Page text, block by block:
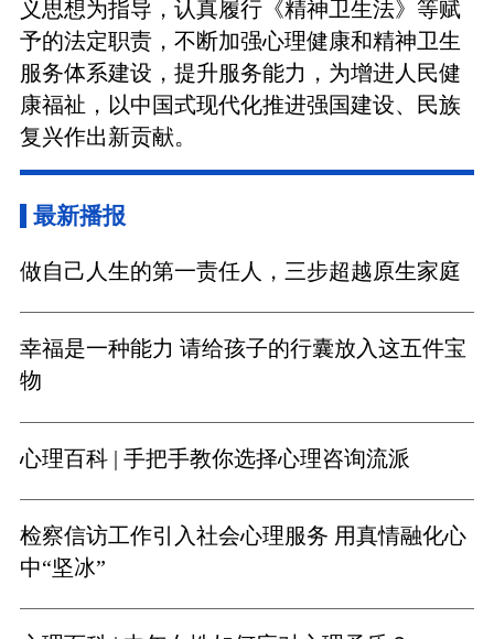
义思想为指导，认真履行《精神卫生法》等赋
予的法定职责，不断加强心理健康和精神卫生
服务体系建设，提升服务能力，为增进人民健
康福祉，以中国式现代化推进强国建设、民族
复兴作出新贡献。
最新播报
做自己人生的第一责任人，三步超越原生家庭
幸福是一种能力 请给孩子的行囊放入这五件宝
物
心理百科 | 手把手教你选择心理咨询流派
检察信访工作引入社会心理服务 用真情融化心
中“坚冰”